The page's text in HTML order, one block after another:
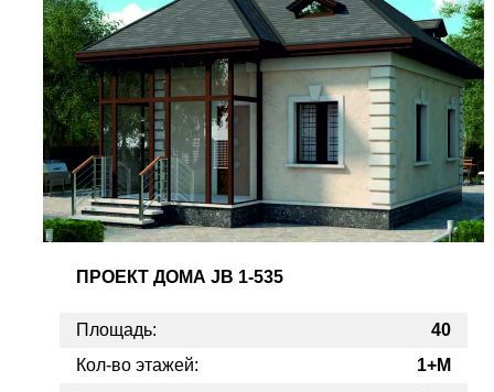
ПРОЕКТ ДОМА JB 1-535
Площадь:
40
Кол-во этажей:
1+M